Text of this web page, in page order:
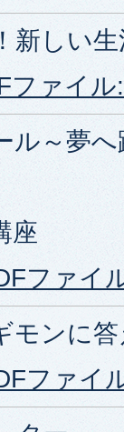
新しい
ファイ
ル～夢
座
ファイ
モンに
ファイ